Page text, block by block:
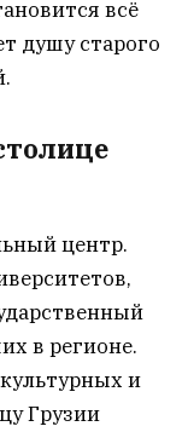
всё
душу старого
центр.
в регионе.
и
Грузии